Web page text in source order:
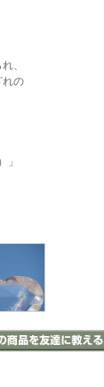
、
れの
」